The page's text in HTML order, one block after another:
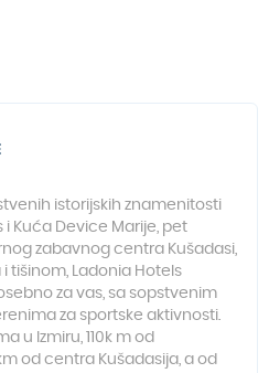
istorijskih znamenitosti
i Kuća Device Marije, pet
zabavnog centra Kušadasi,
tišinom, Ladonia Hotels
za vas, sa sopstvenim
za sportske aktivnosti.
u Izmiru, 110k m od
od centra Kušadasija, a od